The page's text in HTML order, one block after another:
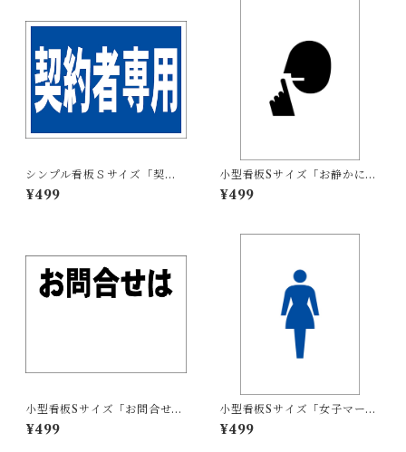
シンプル看板Ｓサイズ「契約
者専用」【駐車場】屋外可
¥499
小型看板Sサイズ「お静かにマ
ーク（黒）」 屋外可【その
他・マーク】
¥499
小型看板Sサイズ「お問合せは
余白付（黒字）」 屋外可【不
動産】
¥499
小型看板Sサイズ「女子マーク
（青）」 屋外可【その他・マ
ーク】
¥499